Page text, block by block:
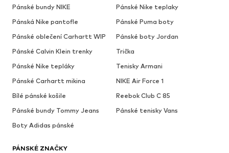
Pánské bundy NIKE
Pánské Nike teplaky
Pánská Nike pantofle
Pánské Puma boty
Pánské oblečení Carhartt WIP
Pánské boty Jordan
Pánské Calvin Klein trenky
Trička
Pánské Nike tepláky
Tenisky Armani
Pánské Carhartt mikina
NIKE Air Force 1
Bílé pánské košile
Reebok Club C 85
Pánské bundy Tommy Jeans
Pánské tenisky Vans
Boty Adidas pánské
PÁNSKÉ ZNAČKY